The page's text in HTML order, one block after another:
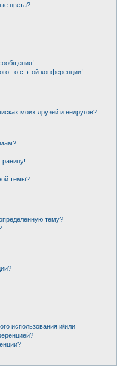
цвета?
то с этой конференции!
моих друзей и недругов?
темы?
тему?
использования и/или